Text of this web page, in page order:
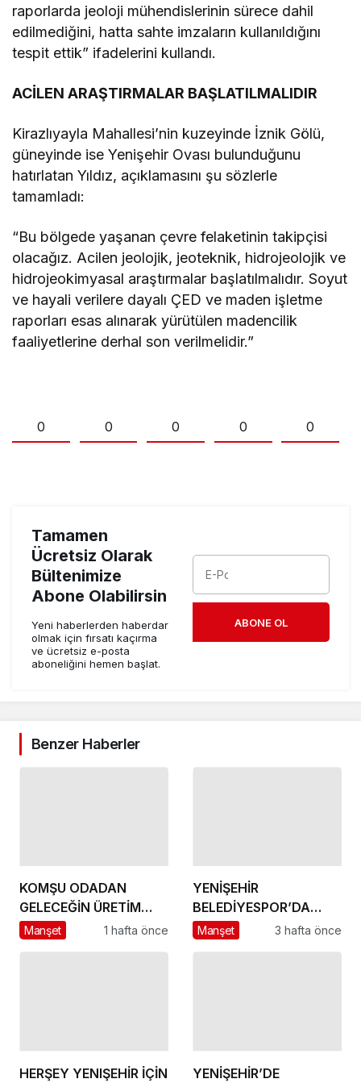
raporlarda jeoloji mühendislerinin sürece dahil
edilmediğini, hatta sahte imzaların kullanıldığını
tespit ettik” ifadelerini kullandı.
ACİLEN ARAŞTIRMALAR BAŞLATILMALIDIR
Kirazlıyayla Mahallesi’nin kuzeyinde İznik Gölü,
güneyinde ise Yenişehir Ovası bulunduğunu
hatırlatan Yıldız, açıklamasını şu sözlerle
tamamladı:
“Bu bölgede yaşanan çevre felaketinin takipçisi
olacağız. Acilen jeolojik, jeoteknik, hidrojeolojik ve
hidrojeokimyasal araştırmalar başlatılmalıdır. Soyut
ve hayali verilere dayalı ÇED ve maden işletme
raporları esas alınarak yürütülen madencilik
faaliyetlerine derhal son verilmelidir.”
0 0 0 0 0
Tamamen
Ücretsiz Olarak
Bültenimize
Abone Olabilirsin
Yeni haberlerden haberdar
olmak için fırsatı kaçırma
ve ücretsiz e-posta
aboneliğini hemen başlat.
ABONE OL
Benzer Haberler
KOMŞU ODADAN
GELECEĞİN ÜRETİM
ÜSSÜ YESAN’A
Manşet 1 hafta önce
YENİŞEHİR
BELEDİYESPOR’DA
GÜÇLÜ YÖNETİM,
Manşet 3 hafta önce
HERŞEY YENIŞEHİR İÇİN
YENİŞEHİR’DE